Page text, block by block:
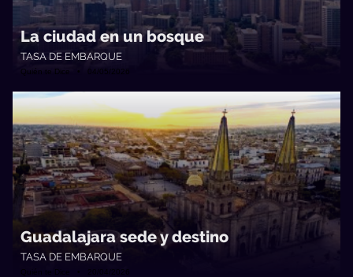
La ciudad en un bosque
TASA DE EMBARQUE
Quién te Dice • 04/05/2026
Guadalajara sede y destino
TASA DE EMBARQUE
Quién te Dice • 20/04/2026